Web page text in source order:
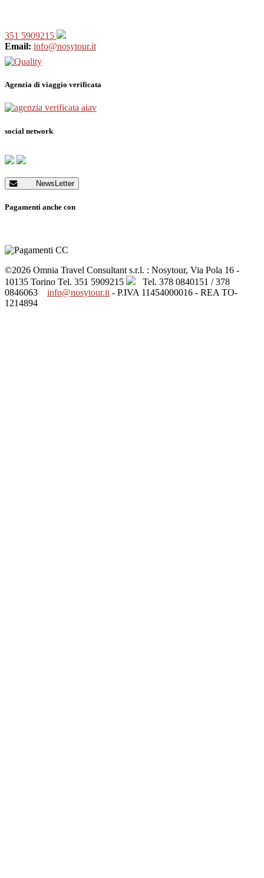
351 5909215
Email: info@nosytour.it
Agenzia di viaggio verificata
social network
NewsLetter
Pagamenti anche con
©2026 Omnia Travel Consultant s.r.l. : Nosytour, Via Pola 16 -
10135 Torino Tel. 351 5909215
Tel. 378 0840151 / 378
0846063 info@nosytour.it - P.IVA 11454000016 - REA TO-
1214894